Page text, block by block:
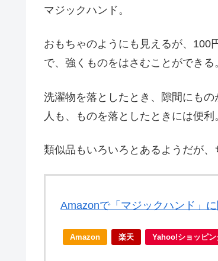
マジックハンド。
おもちゃのようにも見えるが、100
で、強くものをはさむことができる
洗濯物を落としたとき、隙間にも
人も、ものを落としたときには便利
類似品もいろいろとあるようだが、
Amazonで「マジックハンド」
Amazon 楽天 Yahoo!ショッピン